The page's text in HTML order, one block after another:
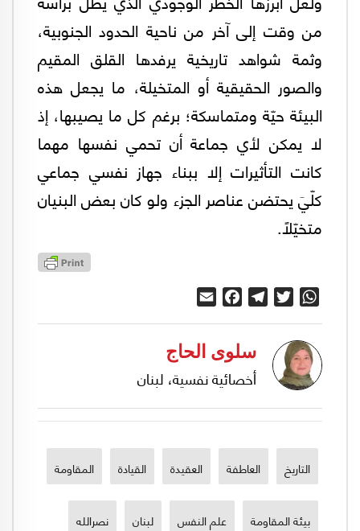
من وقت إلى آخر من ناحية الحدود الجنوبية،
وثمة شواهد تاريخية يرفدها القلق المقيم
والصور الحقيقية أو المتخيلة، ما يجعل هذه
البيئة حيّة ومتماسكة؛ برغم كل ما يصيبها، إذ
لا يمكن لأي جماعة أن تحمي نفسها مهما
كانت التأثيرات إلا ببناء جهاز نفسي جماعي
كلّيَ يحتضن عناصر الجزء ولو كان بعض البنيان
متخيّلًا.
WhatsApp
Twitter
Telegram
Facebook
سلوى الحاج
أخصائية نفسية، لبنان
التاريخ العاطفة العقيدة القيادة المقاومة
بيئة المقاومة علم النفس لبنان نصرالله